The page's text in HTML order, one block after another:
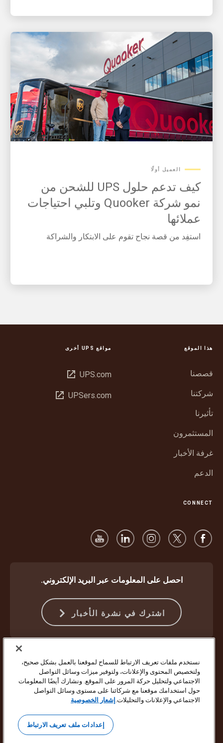
كيف تدعم حلول UPS للشحن من
نمو شركة Quooker وتلبي احتياجات
عملائها
استفِد من قصة نجاح تقوم على الابتكار والشراكة
هذا الموقع
قصصنا
شركتنا
تأثيرنا
المستثمرون
غرفة الأخبار
الدعم
مواقع UPS أخرى
UPS.com فتح
نافذة
UPSers.com فتح
CONNECT
احصل على المعلومات عبر البريد الإلكتروني.
اشترك في نشرة الأخبار
إشعار الخصوصية
إعدادات ملفات تعريف الارتباط
جميع الحقوق محفوظة. لم تعد ترغب في تلقي تحديثات بالبريد الإلكتروني؟
إلغاء الاشتراك هنا
لتحديث جميع تفضيلات البريد الإلكتروني الأخرى الخاصة بشركة UPS أو إلغاء
الاشتراك في خدمة رسائل البريد الإلكتروني التسويقية من شركة UPS،
انقر
نستخدم ملفات تعريف الارتباط للسماح لموقعنا بالعمل بشكل صحيح،
ولتخصيص المحتوى والإعلانات، ولتوفير ميزات وسائل التواصل
الاجتماعي ولتحليل حركة المرور على الموقع. ونشارك أيضًا المعلومات
حول استخدامك موقعنا مع شركائنا على مستوى وسائل التواصل
الاجتماعي والإعلانات والتحليلات. إشعار الخصوصية
إعدادات ملف تعريف الارتباط